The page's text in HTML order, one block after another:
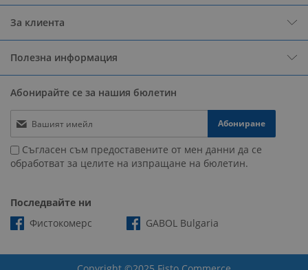
За клиента
Полезна информация
Абонирайте се за нашия бюлетин
Абониране
Съгласен съм предоставените от мен данни да се
обработват за целите на изпращане на бюлетин.
Последвайте ни
Фистокомерс
GABOL Bulgaria